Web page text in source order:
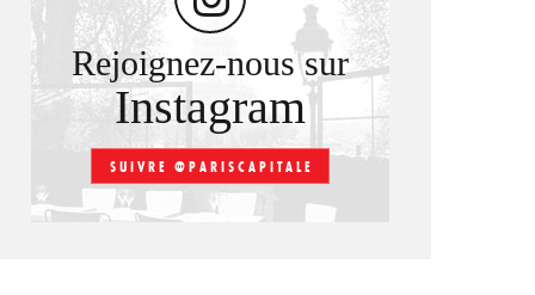
Rejoignez-nous sur
Instagram
SUIVRE @PARISCAPITALE